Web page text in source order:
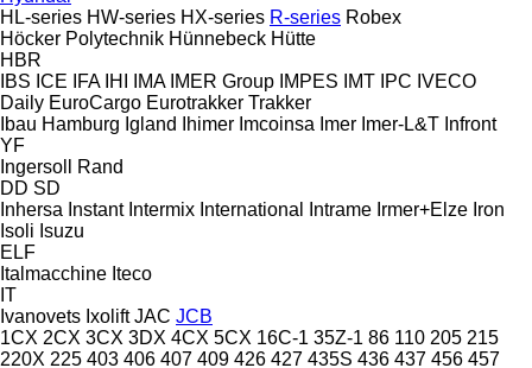
HL-series HW-series HX-series R-series Robex
Höcker Polytechnik Hünnebeck Hütte
HBR
IBS ICE IFA IHI IMA IMER Group IMPES IMT IPC IVECO
Daily EuroCargo Eurotrakker Trakker
Ibau Hamburg Igland Ihimer Imcoinsa Imer Imer-L&T Infront
YF
Ingersoll Rand
DD SD
Inhersa Instant Intermix International Intrame Irmer+Elze Iron
Isoli Isuzu
ELF
Italmacchine Iteco
IT
Ivanovets Ixolift JAC JCB
1CX 2CX 3CX 3DX 4CX 5CX 16C-1 35Z-1 86 110 205 215
220X 225 403 406 407 409 426 427 435S 436 437 456 457